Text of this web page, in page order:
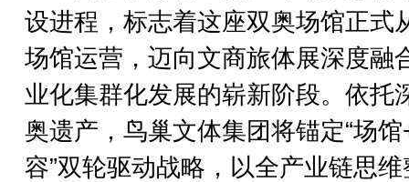
设进程，标志着这座双奥场馆正式
场馆运营，迈向文商旅体展深度融
业化集群化发展的崭新阶段。依托
奥遗产，鸟巢文体集团将锚定“场馆
容”双轮驱动战略，以全产业链思